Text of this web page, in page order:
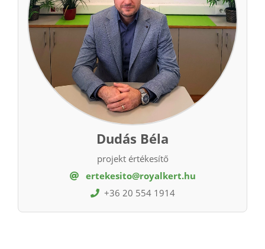
Dudás Béla
projekt értékesítő
ertekesito@royalkert.hu
+36 20 554 1914